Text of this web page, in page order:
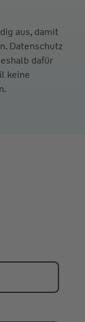
aus, damit
Datenschutz
dafür
keine